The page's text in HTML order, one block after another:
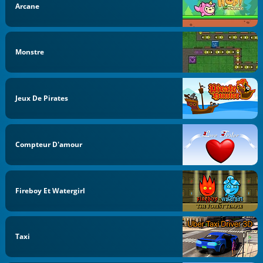
Arcane
Monstre
Jeux De Pirates
Compteur D'amour
Fireboy Et Watergirl
Taxi